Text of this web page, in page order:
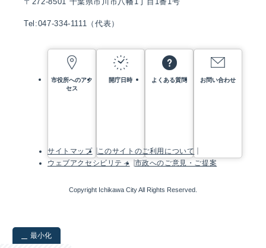
Tel:047-334-1111（代表）
市役所へのアク
セス
開庁日時 よくある質問 お問い合わせ
サイトマップ
このサイトのご利用について
ウェブアクセシビリティ
市政へのご意見・ご提案
Copyright Ichikawa City All Rights Reserved.
最小化